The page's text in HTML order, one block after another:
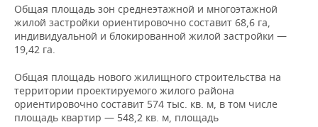
Общая площадь зон среднеэтажной и многоэтажной
жилой застройки ориентировочно составит 68,6 га,
индивидуальной и блокированной жилой застройки —
19,42 га.
Общая площадь нового жилищного строительства на
территории проектируемого жилого района
ориентировочно составит 574 тыс. кв. м, в том числе
площадь квартир — 548,2 кв. м, площадь